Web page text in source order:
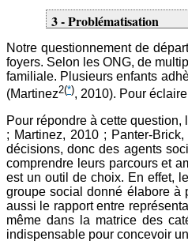
3 - Problématisation
Notre questionnement de
foyers. Selon les ONG, de
familiale. Plusieurs enfants
(Martinez2(*), 2010). Pour
Pour répondre à cette
; Martinez, 2010 ; Panter-
décisions, donc des agents
comprendre leurs parcours et
est un outil de choix. En effet,
groupe social donné élabore à
aussi le rapport entre
même dans la matrice des
indispensable pour concevoir